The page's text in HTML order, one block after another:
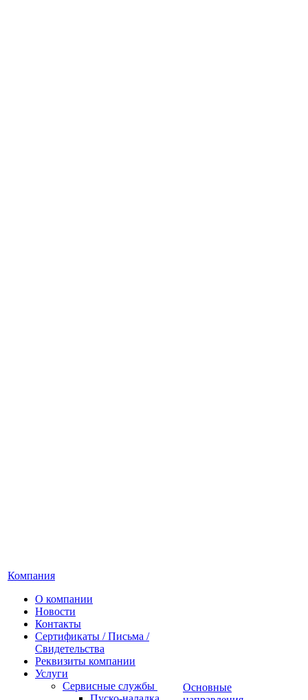
Компания
О компании
Новости
Контакты
Сертификаты / Письма /
Свидетельства
Реквизиты компании
Услуги
Сервисные службы
Основные